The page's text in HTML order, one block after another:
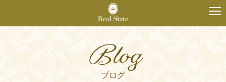
Blog
ブログ